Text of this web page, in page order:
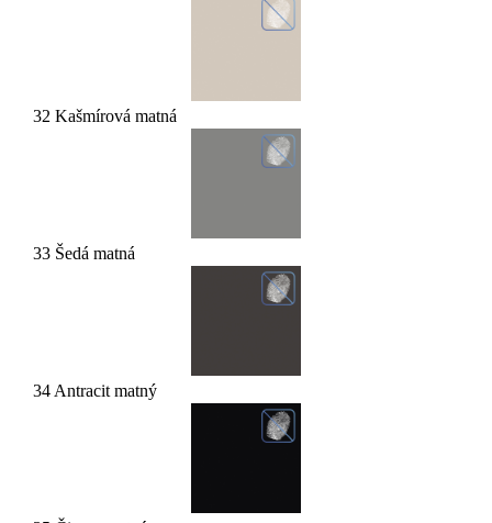
32 Kašmírová matná
33 Šedá matná
34 Antracit matný